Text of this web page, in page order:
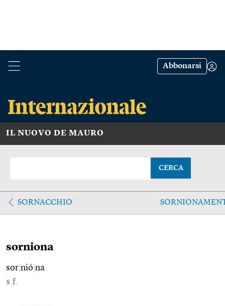
Abbonarsi
IL NUOVO DE MAURO
CERCA
SORNACCHIO
sorniona
sor nió na
s.f.